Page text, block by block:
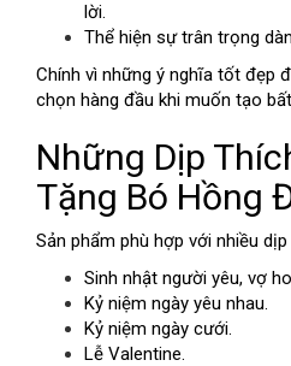
lời.
Thể hiện sự trân trọng
Chính vì những ý nghĩa tốt đẹp
chọn hàng đầu khi muốn tạo
Những Dịp
Tặng Bó Hồng
Sản phẩm phù hợp với nhiều
Sinh nhật người yêu, vợ
Kỷ niệm ngày yêu nhau.
Kỷ niệm ngày cưới.
Lễ Valentine.